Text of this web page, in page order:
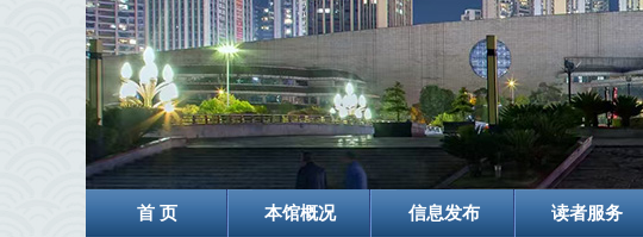
首 页 本馆概况 信息发布 读者服务